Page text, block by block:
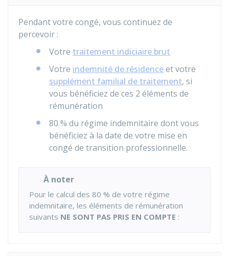
Pendant votre congé, vous continuez de
percevoir :
Votre traitement indiciaire brut
Votre indemnité de résidenceet votre
supplément familial de traitement, si
vous bénéficiez de ces 2 éléments de
rémunération
80 % du régime indemnitaire dont vous
bénéficiez à la date de votre mise en
congé de transition professionnelle.
À noter
Pour le calcul des 80 % de votre régime
indemnitaire, les éléments de rémunération
suivants NE SONT PAS PRIS EN COMPTE :